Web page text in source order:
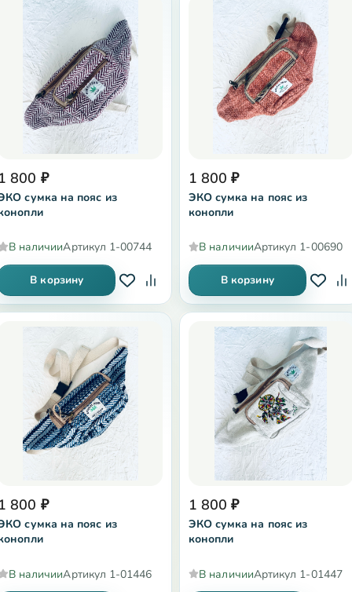
800 ₽
сумка на пояс из
В наличииАртикул 1-00744
В корзину
1 800 ₽
ЭКО сумка на пояс из
конопли
В наличииАртикул 1-00690
В корзину
800 ₽
сумка на пояс из
В наличииАртикул 1-01446
1 800 ₽
ЭКО сумка на пояс из
конопли
В наличииАртикул 1-01447